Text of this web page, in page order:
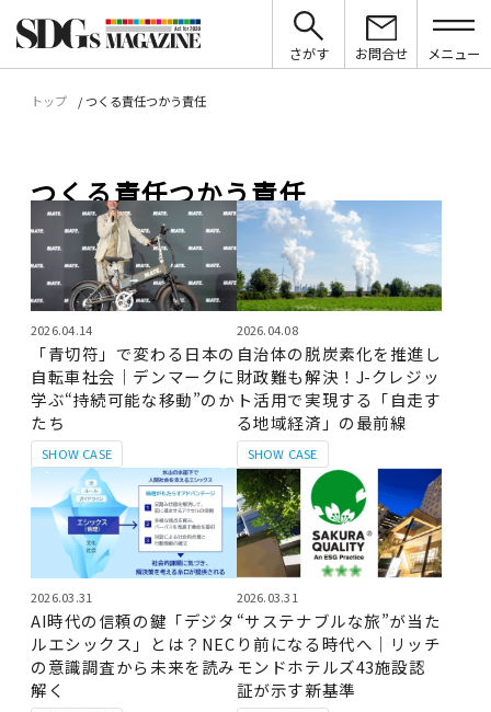
さがす お問合せ メニュー
トップ つくる責任つかう責任
つくる責任つかう責任
SHOW CASE
2026.04.14
「青切符」で変わる日本の
自転車社会｜デンマークに
学ぶ“持続可能な移動”のか
たち
SHOW CASE
2026.04.08
自治体の脱炭素化を推進し
財政難も解決！J-クレジッ
ト活用で実現する「自走す
る地域経済」の最前線
2026.03.31
AI時代の信頼の鍵「デジタ
ルエシックス」とは？NEC
の意識調査から未来を読み
解く
2026.03.31
“サステナブルな旅”が当た
り前になる時代へ｜リッチ
モンドホテルズ43施設認
証が示す新基準